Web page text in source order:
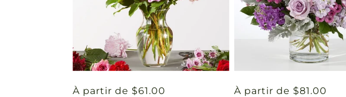
Prix
À partir de $61.00
Prix
À partir de $81.00